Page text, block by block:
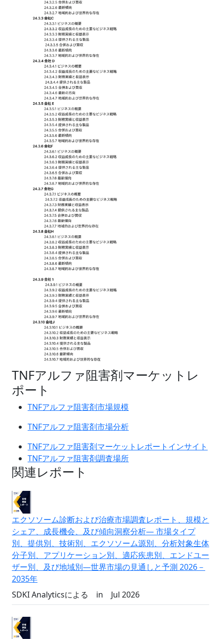
TNFアルファ阻害剤マーケットレ
ポート
TNFアルファ阻害剤市場規模
TNFアルファ阻害剤市場分析
TNFアルファ阻害剤マーケットレポートインサイト
TNFアルファ阻害剤調査場所
関連レポート
エクソソーム診断および治療市場調査レポート、規模と
シェア、成長機会、及び傾向洞察分析― 市場タイプ
別、提供別、技術別、エクソソーム源別、分析対象生体
分子別、アプリケーション別、適応疾患別、エンドユー
ザー別、及び地域別―世界市場の見通しと予測 2026－
2035年
SDKI Analyticsによる
in Jul 2026